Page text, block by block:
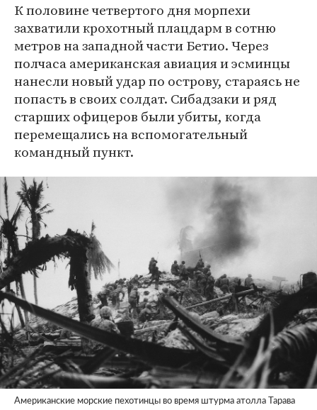
К половине четвертого дня морпехи
захватили крохотный плацдарм в сотню
метров на западной части Бетио. Через
полчаса американская авиация и эсминцы
нанесли новый удар по острову, стараясь не
попасть в своих солдат. Сибадзаки и ряд
старших офицеров были убиты, когда
перемещались на вспомогательный
командный пункт.
Американские морские пехотинцы во время штурма атолла Тарава